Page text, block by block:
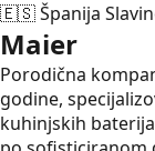
🇪🇸Španija
Maier
Porodična
godine,
kuhinjskih